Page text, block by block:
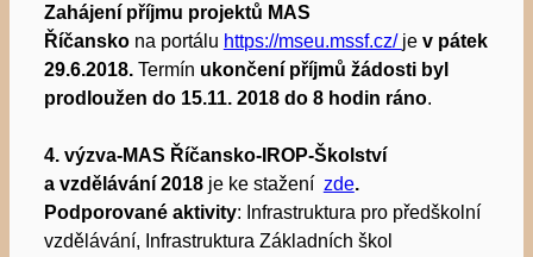
Zahájení příjmu projektů MAS
Říčanskona portálu https://mseu.mssf.cz/ je v pátek
29.6.2018. Termín ukončení příjmů žádosti byl
prodloužen do 15.11. 2018 do 8 hodin ráno.
4. výzva-MAS Říčansko-IROP-Školství
a vzdělávání 2018 je ke stažení zde.
Podporované aktivity: Infrastruktura pro předškolní
vzdělávání, Infrastruktura Základních škol